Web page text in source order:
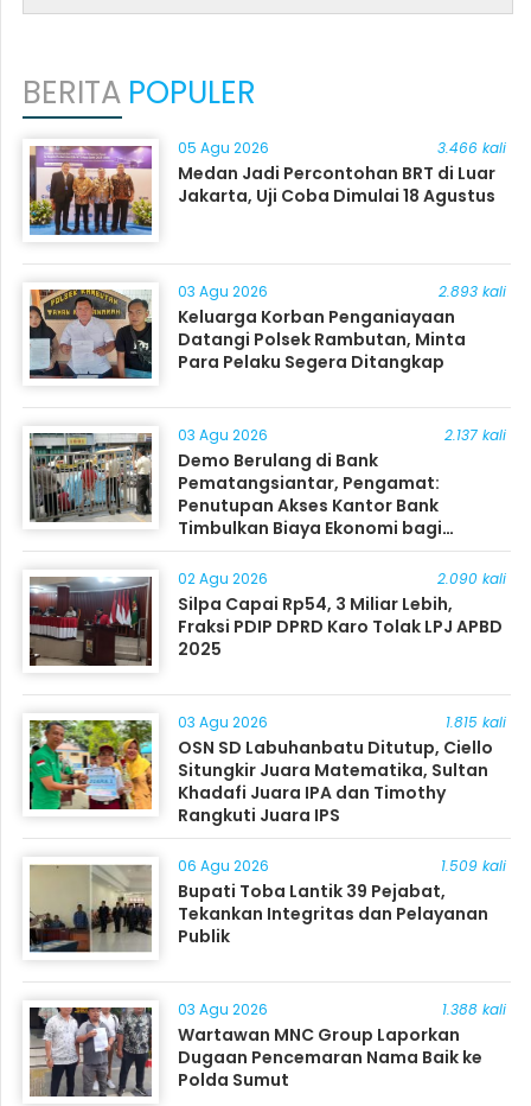
BERITA POPULER
05 Agu 2026 3.466 kali
Medan Jadi Percontohan BRT di Luar
Jakarta, Uji Coba Dimulai 18 Agustus
03 Agu 2026 2.893 kali
Keluarga Korban Penganiayaan
Datangi Polsek Rambutan, Minta
Para Pelaku Segera Ditangkap
03 Agu 2026 2.137 kali
Demo Berulang di Bank
Pematangsiantar, Pengamat:
Penutupan Akses Kantor Bank
Timbulkan Biaya Ekonomi bagi
Masyarakat
02 Agu 2026 2.090 kali
Silpa Capai Rp54, 3 Miliar Lebih,
Fraksi PDIP DPRD Karo Tolak LPJ APBD
2025
03 Agu 2026 1.815 kali
OSN SD Labuhanbatu Ditutup, Ciello
Situngkir Juara Matematika, Sultan
Khadafi Juara IPA dan Timothy
Rangkuti Juara IPS
06 Agu 2026 1.509 kali
Bupati Toba Lantik 39 Pejabat,
Tekankan Integritas dan Pelayanan
Publik
03 Agu 2026 1.388 kali
Wartawan MNC Group Laporkan
Dugaan Pencemaran Nama Baik ke
Polda Sumut